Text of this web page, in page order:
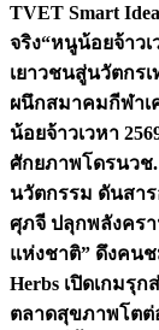
TVET Smart
จริง“หนูน้อยจ้าว
เยาวชนสู่นวัตกร
ผนึกสมาคมกีฬาเ
น้อยจ้าวเวหา
ศักยภาพโดรนวช
นวัตกรรม ดันสา
ศุภจี ปลุกพลังคร
แห่งชาติ” ดึงคน
Herbs เปิดเกมรุ
ตลาดสุขภาพโตต่